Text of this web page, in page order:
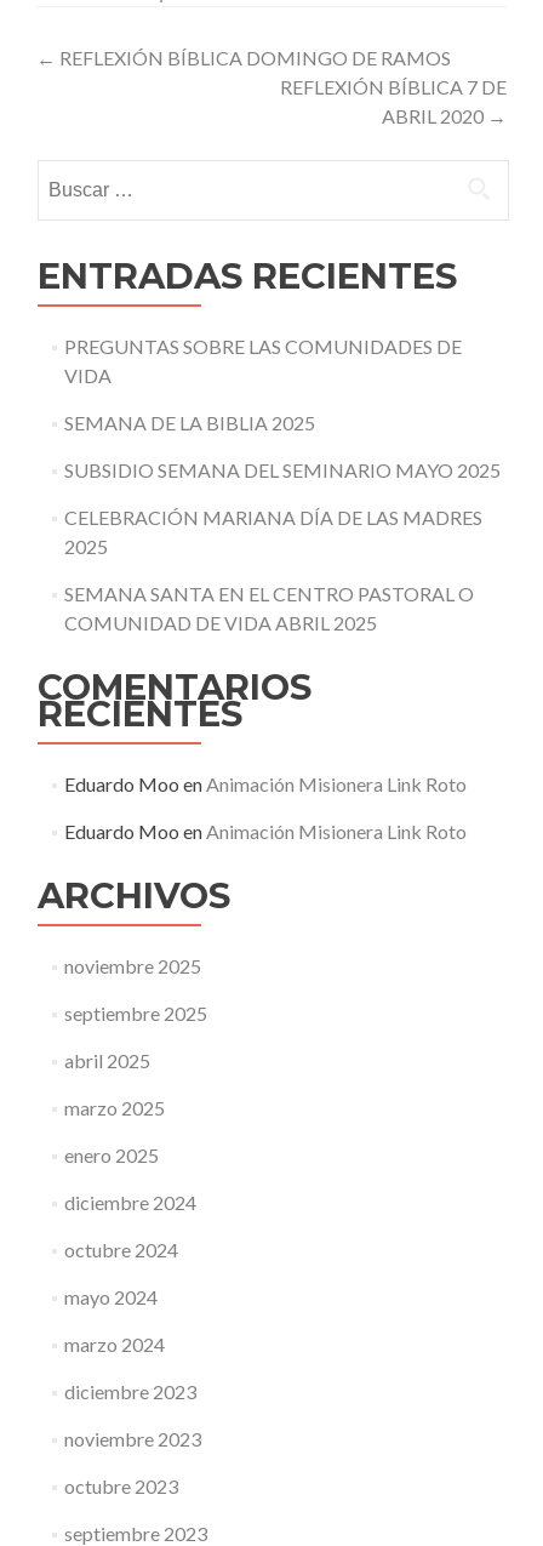
Post
← REFLEXIÓN BÍBLICA DOMINGO DE RAMOS
REFLEXIÓN BÍBLICA 7 DE
ABRIL 2020 →
ENTRADAS RECIENTES
PREGUNTAS SOBRE LAS COMUNIDADES DE
VIDA
SEMANA DE LA BIBLIA 2025
SUBSIDIO SEMANA DEL SEMINARIO MAYO 2025
CELEBRACIÓN MARIANA DÍA DE LAS MADRES
2025
SEMANA SANTA EN EL CENTRO PASTORAL O
COMUNIDAD DE VIDA ABRIL 2025
COMENTARIOS
RECIENTES
Eduardo Moo enAnimación Misionera Link Roto
Eduardo Moo enAnimación Misionera Link Roto
ARCHIVOS
noviembre 2025
septiembre 2025
abril 2025
marzo 2025
enero 2025
diciembre 2024
octubre 2024
mayo 2024
marzo 2024
diciembre 2023
noviembre 2023
octubre 2023
septiembre 2023